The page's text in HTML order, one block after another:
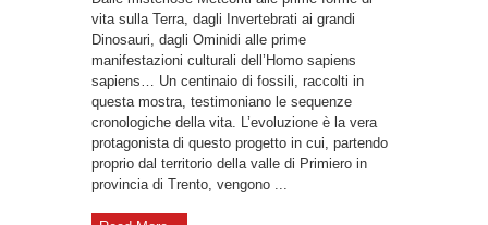
vita sulla Terra, dagli Invertebrati ai grandi
Dinosauri, dagli Ominidi alle prime
manifestazioni culturali dell’Homo sapiens
sapiens… Un centinaio di fossili, raccolti in
questa mostra, testimoniano le sequenze
cronologiche della vita. L’evoluzione è la vera
protagonista di questo progetto in cui, partendo
proprio dal territorio della valle di Primiero in
provincia di Trento, vengono ...